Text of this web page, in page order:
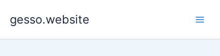
para
conteúdo
gesso.website